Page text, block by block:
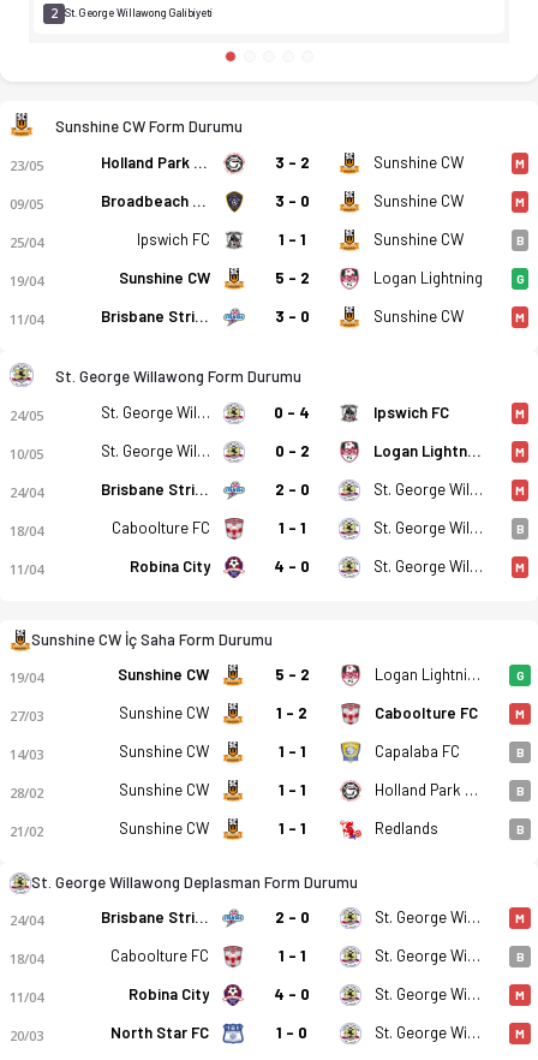
Sunshine Coast Wanderers - St George Willawong FC 8-0
2 St. George Willawong Galibiyeti
Sunshine CW Form Durumu
23/05 Holland Park Hawks 3 - 2 Sunshine CW M
09/05 Broadbeach United 3 - 0 Sunshine CW M
25/04 Ipswich FC 1 - 1 Sunshine CW B
19/04 Sunshine CW 5 - 2 Logan Lightning G
11/04 Brisbane Strikers 3 - 0 Sunshine CW M
St. George Willawong Form Durumu
24/05 St. George Willawong 0 - 4 Ipswich FC M
10/05 St. George Willawong 0 - 2 Logan Lightning M
24/04 Brisbane Strikers 2 - 0 St. George Willawong M
18/04 Caboolture FC 1 - 1 St. George Willawong B
11/04 Robina City 4 - 0 St. George Willawong M
Sunshine CW İç Saha Form Durumu
19/04 Sunshine CW 5 - 2 Logan Lightning G
27/03 Sunshine CW 1 - 2 Caboolture FC M
14/03 Sunshine CW 1 - 1 Capalaba FC B
28/02 Sunshine CW 1 - 1 Holland Park Hawks B
21/02 Sunshine CW 1 - 1 Redlands B
St. George Willawong Deplasman Form Durumu
24/04 Brisbane Strikers 2 - 0 St. George Willawong M
18/04 Caboolture FC 1 - 1 St. George Willawong B
11/04 Robina City 4 - 0 St. George Willawong M
20/03 North Star FC 1 - 0 St. George Willawong M